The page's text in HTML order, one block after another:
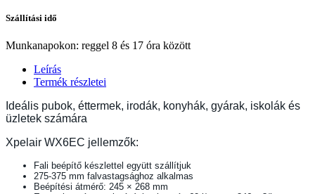
Szállítási idő
Munkanapokon: reggel 8 és 17 óra között
Leírás
Termék részletei
Ideális pubok, éttermek, irodák, konyhák, gyárak, iskolák és
üzletek számára
Xpelair WX6EC jellemzők:
Fali beépítő készlettel együtt szállítjuk
275-375 mm falvastagsághoz alkalmas
Beépítési átmérő: 245 × 268 mm